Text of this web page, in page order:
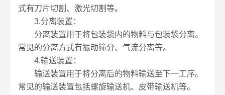
式有刀片切割、激光切割等。
3.分离装置：
分离装置用于将包装袋内的物料与包装袋分离。
常见的分离方式有振动筛分、气流分离等。
4.输送装置：
输送装置用于将分离后的物料输送至下一工序。
常见的输送装置包括螺旋输送机、皮带输送机等。